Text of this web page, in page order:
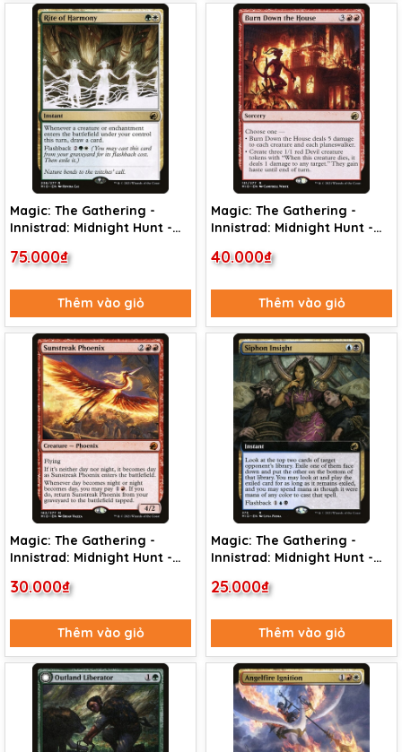
Magic: The Gathering -
Innistrad: Midnight Hunt -
75.000₫
Thêm vào giỏ
Magic: The Gathering -
Innistrad: Midnight Hunt -
40.000₫
Thêm vào giỏ
Magic: The Gathering -
Innistrad: Midnight Hunt -
30.000₫
Thêm vào giỏ
Magic: The Gathering -
Innistrad: Midnight Hunt -
25.000₫
Thêm vào giỏ